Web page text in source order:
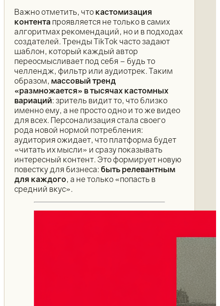
Важно отметить, что кастомизация
контента проявляется не только в самих
алгоритмах рекомендаций, но и в подходах
создателей. Тренды TikTok часто задают
шаблон, который каждый автор
переосмысливает под себя – будь то
челлендж, фильтр или аудиотрек. Таким
образом, массовый тренд
«размножается» в тысячах кастомных
вариаций: зритель видит то, что близко
именно ему, а не просто одно и то же видео
для всех. Персонализация стала своего
рода новой нормой потребления:
аудитория ожидает, что платформа будет
«читать их мысли» и сразу показывать
интересный контент. Это формирует новую
повестку для бизнеса: быть релевантным
для каждого, а не только «попасть в
средний вкус».